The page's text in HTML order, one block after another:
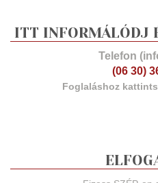
ITT INFORMÁLÓDJ
Telefon
(06 30)
Foglaláshoz